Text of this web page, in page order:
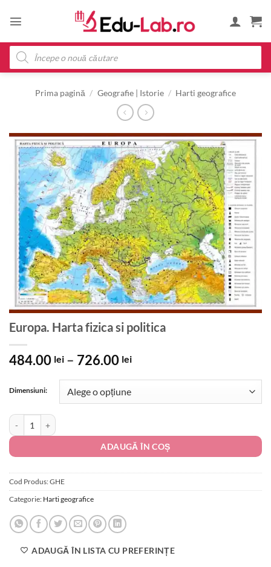
Products
search
Prima pagină / Geografie | Istorie / Harti geografice
Europa. Harta fizica si politica
484.00 lei – 726.00 leiInterval
prețuri:
726.00 lei
Dimensiuni:
Cantitate Europa. Harta fizica si politica
ADAUGĂ ÎN COȘ
Cod Produs:GHE
Categorie: Harti geografice
ADAUGĂ ÎN LISTA CU PREFERINȚE